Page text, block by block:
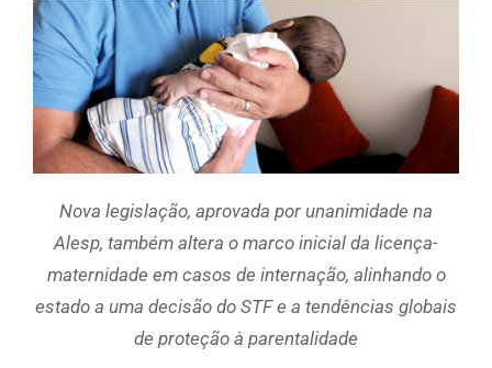
Nova legislação, aprovada por unanimidade na
Alesp, também altera o marco inicial da licença-
maternidade em casos de internação, alinhando o
estado a uma decisão do STF e a tendências globais
de proteção à parentalidade